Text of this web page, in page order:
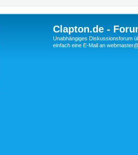
Clapton.de -
Unabhängiges Diskussionsforum
einfach eine E-Mail an